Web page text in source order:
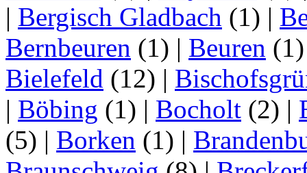
| Bergisch Gladbach (1) |
Bernbeuren (1) | Beuren
Bielefeld (12) |
| Böbing (1) | Bocholt (2) |
(5) | Borken (1) |